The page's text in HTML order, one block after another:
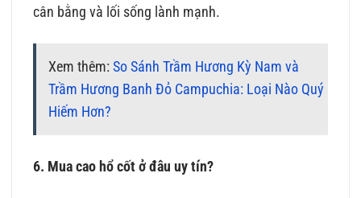
cân bằng và lối sống lành mạnh.
Xem thêm:So Sánh Trầm Hương Kỳ Nam và
Trầm Hương Banh Đỏ Campuchia: Loại Nào Quý
Hiếm Hơn?
6. Mua cao hổ cốt ở đâu uy tín?